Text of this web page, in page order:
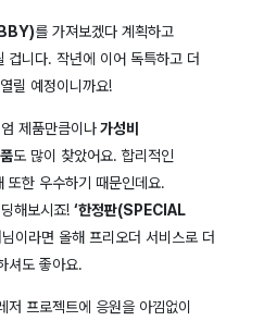
를 가져보겠다 계획하고
겁니다. 작년에 이어 독특하고 더
릴 예정이니까요!
제품만큼이나가성비
도 많이 찾았어요. 합리적인
또한 우수하기 때문인데요.
해보시죠! ‘한정판(S PECIAL
이라면 올해 프리오더 서비스로 더
셔도 좋아요.
프로젝트에 응원을 아낌없이